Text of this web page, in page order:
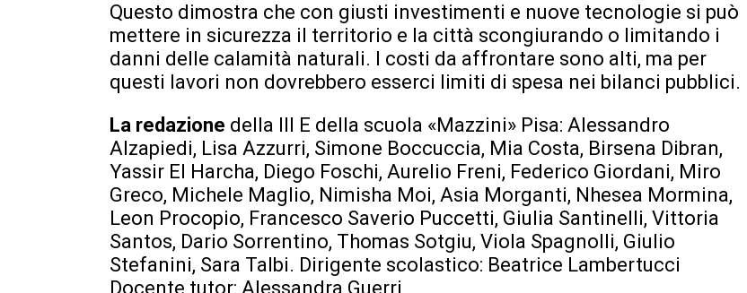
Questo dimostra che con giusti investimenti e nuove tecnologie si può
mettere in sicurezza il territorio e la città scongiurando o limitando i
danni delle calamità naturali. I costi da affrontare sono alti, ma per
questi lavori non dovrebbero esserci limiti di spesa nei bilanci pubblici.
La redazione della III E della scuola «Mazzini» Pisa: Alessandro
Alzapiedi, Lisa Azzurri, Simone Boccuccia, Mia Costa, Birsena Dibran,
Yassir El Harcha, Diego Foschi, Aurelio Freni, Federico Giordani, Miro
Greco, Michele Maglio, Nimisha Moi, Asia Morganti, Nhesea Mormina,
Leon Procopio, Francesco Saverio Puccetti, Giulia Santinelli, Vittoria
Santos, Dario Sorrentino, Thomas Sotgiu, Viola Spagnolli, Giulio
Stefanini, Sara Talbi. Dirigente scolastico: Beatrice Lambertucci
Docente tutor: Alessandra Guerri